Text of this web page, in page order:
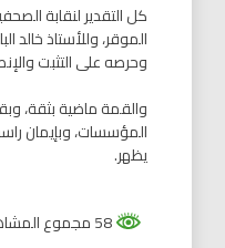
كل التقدير لنقابة
الموقر، وللأستاذ
وحرصه على التثبت
والقمة ماضية بثقة،
المؤسسات، وبإيمان
يظهر.